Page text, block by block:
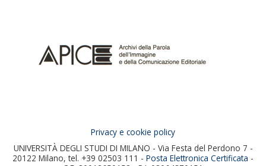
Privacy e cookie policy
UNIVERSITÀ DEGLI STUDI DI MILANO - Via Festa del Perdono 7 -
20122 Milano, tel. +39 02503 111 - Posta Elettronica Certificata -